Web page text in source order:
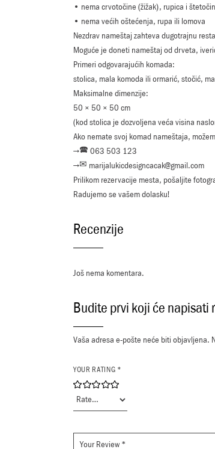
• nema crvotočine (žižak), rupica i
• nema većih oštećenja, rupa ili lomova
Nezdrav nameštaj zahteva dugotrajnu
Moguće je doneti nameštaj od drveta,
Primeri odgovarajućih komada:
stolica, mala komoda ili ormarić, stočić,
Maksimalne dimenzije:
50 × 50 × 50 cm
(kod stolica je dozvoljena veća visina
Ako nemate svoj komad nameštaja,
→🕿 063 503 123
→✉ marijalukicdesigncacak@gmail.com
Prilikom rezervacije mesta, pošaljite
Radujemo se vašem dolasku!
Recenzije
Još nema komentara.
Budite prvi koji će napisati
Vaša adresa e-pošte neće biti objavljena.
YOUR RATING *